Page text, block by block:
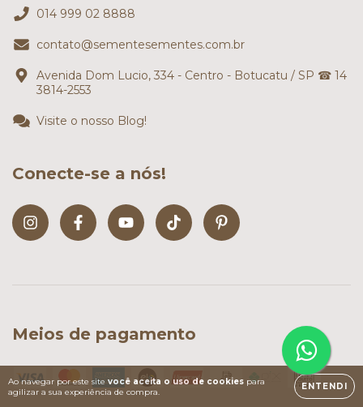
Ao navegar por este site você aceita o uso de cookies para
agilizar a sua experiência de compra.
ENTENDI
014 999 02 8888
contato@sementesementes.com.br
Avenida Dom Lucio, 334 - Centro - Botucatu / SP ☎ 14
3814-2553
Visite o nosso Blog!
Conecte-se a nós!
Meios de pagamento